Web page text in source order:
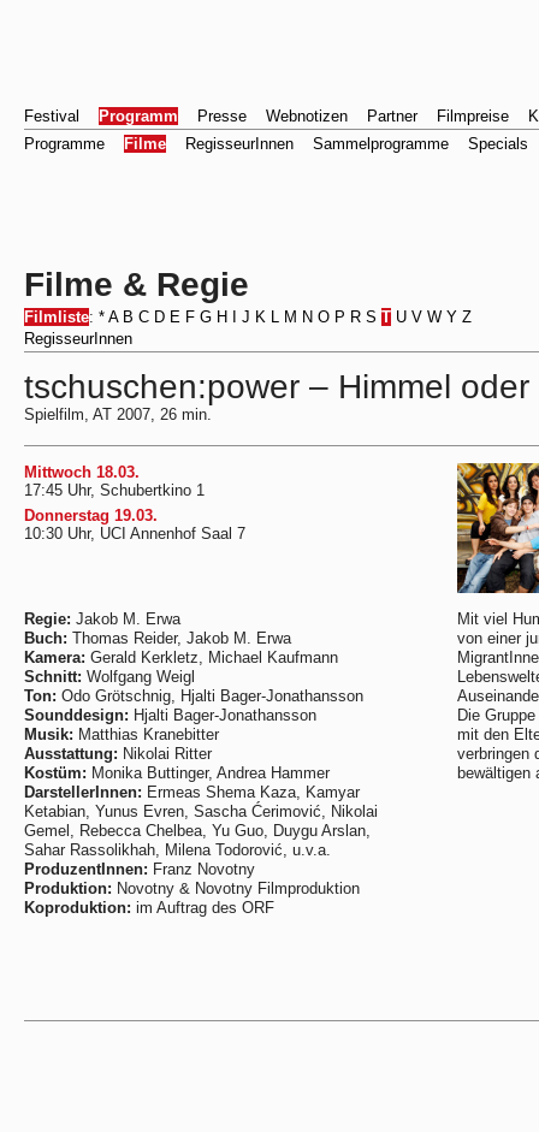
Festival Programm Presse Webnotizen Partner Filmpreise
Programme
Filme RegisseurInnen Sammelprogramme Specials
Filme & Regie
Filmliste: * A B C D E F G H J K L M N O P R S T U V W Y Z
RegisseurInnen
tschuschen:power – Himmel oder
Spielfilm, AT 2007, 26 min.
Mittwoch 18.03.
17:45 Uhr, Schubertkino 1
Donnerstag 19.03.
10:30 Uhr, UCI Annenhof Saal 7
Regie: Jakob M. Erwa
Buch: Thomas Reider, Jakob M. Erwa
Kamera: Gerald Kerkletz, Michael Kaufmann
Schnitt: Wolfgang Weigl
Ton: Odo Grötschnig, Hjalti Bager-Jonathansson
Sounddesign: Hjalti Bager-Jonathansson
Musik: Matthias Kranebitter
Ausstattung: Nikolai Ritter
Kostüm: Monika Buttinger, Andrea Hammer
DarstellerInnen: Ermeas Shema Kaza, Kamyar
Ketabian, Yunus Evren, Sascha Ćerimović, Nikolai
Gemel, Rebecca Chelbea, Yu Guo, Duygu Arslan,
Sahar Rassolikhah, Milena Todorović, u.v.a.
ProduzentInnen: Franz Novotny
Produktion: Novotny & Novotny Filmproduktion
Koproduktion: im Auftrag des ORF
Mit viel
von einer
Die
mit den
verbringen
bewältigen